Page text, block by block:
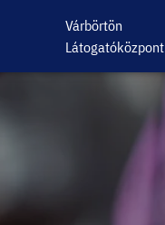
Várbörtön
Látogatóközpont